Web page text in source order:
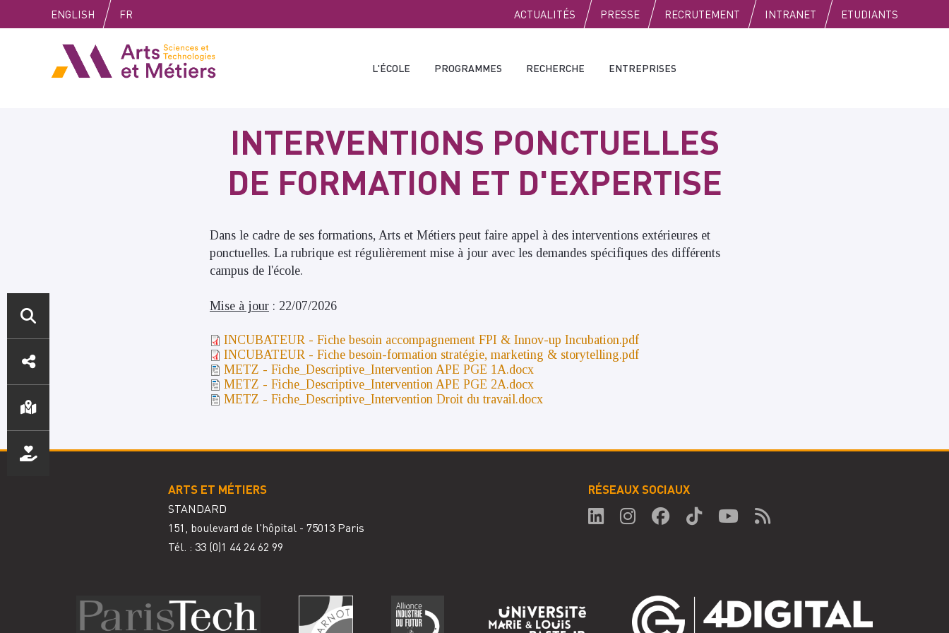
to
to
to
ENGLISH FR PUBLIC
ACTUALITÉS PRESSE RECRUTEMENT INTRANET ETUDIANTS
Arts et métiers
L'ÉCOLE PROGRAMMES RECHERCHE ENTREPRISES
ACCÈS
DIRECTS
INTERVENTIONS PONCTUELLES
DE FORMATION ET D'EXPERTISE
Dans le cadre de ses formations, Arts et Métiers peut faire appel à des interventions extérieures et
ponctuelles. La rubrique est régulièrement mise à jour avec les demandes spécifiques des différents
campus de l'école.
Mise à jour : 22/07/2026
INCUBATEUR - Fiche besoin accompagnement FPI & Innov-up Incubation.pdf
INCUBATEUR - Fiche besoin-formation stratégie, marketing & storytelling.pdf
METZ - Fiche_Descriptive_Intervention APE PGE 1A.docx
METZ - Fiche_Descriptive_Intervention APE PGE 2A.docx
METZ - Fiche_Descriptive_Intervention Droit du travail.docx
ARTS ET MÉTIERS
STANDARD
151, boulevard de l'hôpital - 75013 Paris
Tél. : 33 (0)1 44 24 62 99
RÉSEAUX SOCIAUX